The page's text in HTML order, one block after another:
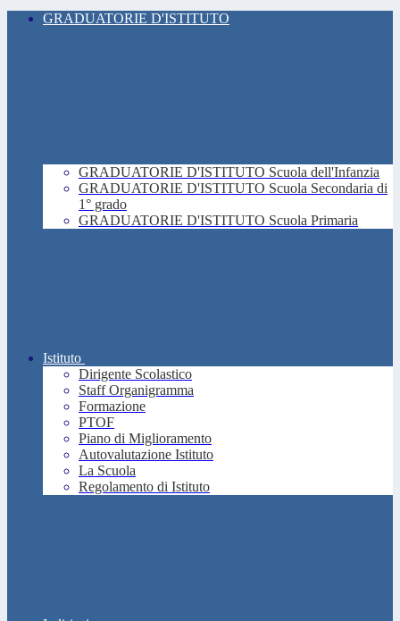
GRADUATORIE D'ISTITUTO
GRADUATORIE D'ISTITUTO Scuola dell'Infanzia
GRADUATORIE D'ISTITUTO Scuola Secondaria di
1° grado
GRADUATORIE D'ISTITUTO Scuola Primaria
Istituto
Dirigente Scolastico
Staff Organigramma
Formazione
PTOF
Piano di Miglioramento
Autovalutazione Istituto
La Scuola
Regolamento di Istituto